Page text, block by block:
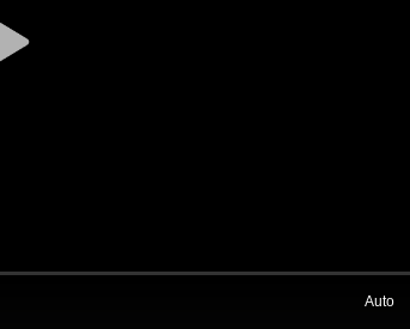
Play
Auto